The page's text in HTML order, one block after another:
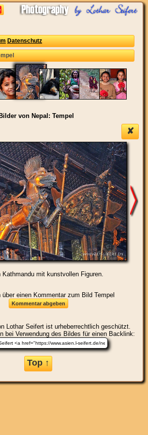
Datenschutz
Bilder von Nepal: Tempel
✘
Kathmandu mit kunstvollen Figuren.
über einen Kommentar zum Bild Tempel
Lothar Seifert ist urheberrechtlich geschützt.
bei Verwendung des Bildes für einen Backlink:
Top ↑